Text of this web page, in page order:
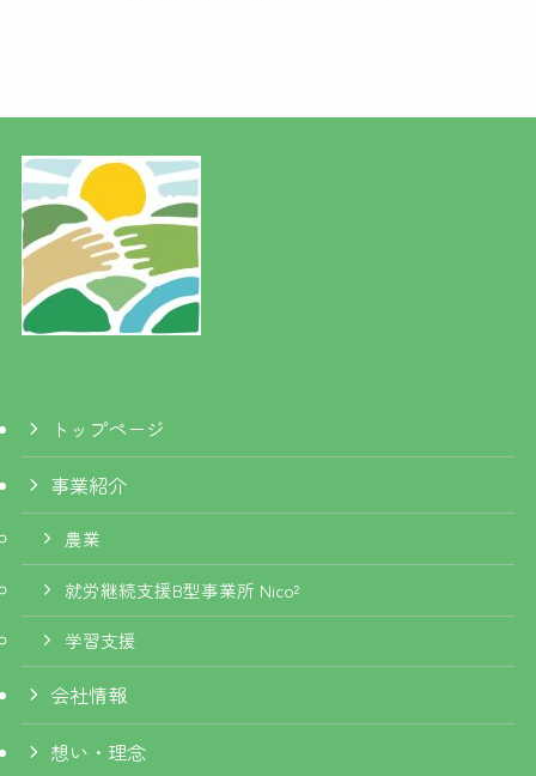
トップページ
事業紹介
農業
就労継続支援B型事業所 Nico²
学習支援
会社情報
想い・理念